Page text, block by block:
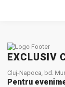
EXCLUSIV
Cluj-Napoca, bd.
Pentru